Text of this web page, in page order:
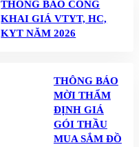
THÔNG BÁO CÔNG
KHAI GIÁ VTYT, HC,
KYT NĂM 2026
THÔNG BÁO
MỜI THẨM
ĐỊNH GIÁ
GÓI THẦU
MUA SẮM ĐỒ